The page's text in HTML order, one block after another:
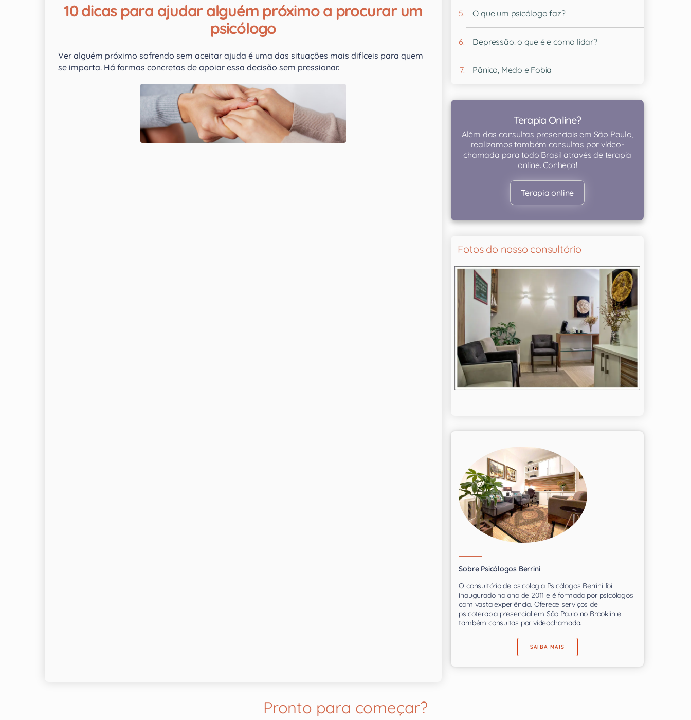
10 dicas para ajudar alguém próximo a procurar um
psicólogo
Ver alguém próximo sofrendo sem aceitar ajuda é uma das situações mais difíceis para quem
se importa. Há formas concretas de apoiar essa decisão sem pressionar.
O que um psicólogo faz?
Depressão: o que é e como lidar?
Pânico, Medo e Fobia
Terapia Online?
Além das consultas presenciais em São Paulo,
realizamos também consultas por vídeo-
chamada para todo Brasil através de terapia
online. Conheça!
Terapia online
Fotos do nosso consultório
Sobre Psicólogos Berrini
O consultório de psicologia Psicólogos Berrini foi
inaugurado no ano de 2011 e é formado por psicólogos
com vasta experiência. Oferece serviços de
psicoterapia presencial em São Paulo no Brooklin e
também consultas por videochamada.
SAIBA MAIS
Pronto para começar?